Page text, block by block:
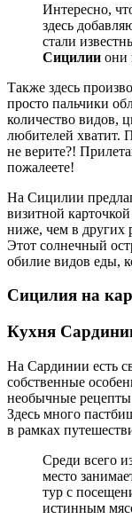
Интересно, что в большинство видов сладостей
здесь
стали
Сицилии они
Также здесь
просто пальчики
количество видов,
любителей хватит.
не верите?!
пожалеете!
На Сицилии
визитной
ниже, чем в других
Этот солнечный
обилие видов еды,
Сицилия на
Кухня
На Сардинии есть
собственные
необычные рецепты
Здесь много
в рамках
Среди всего изобилия продуктов питания особое
место
тур с
истинным